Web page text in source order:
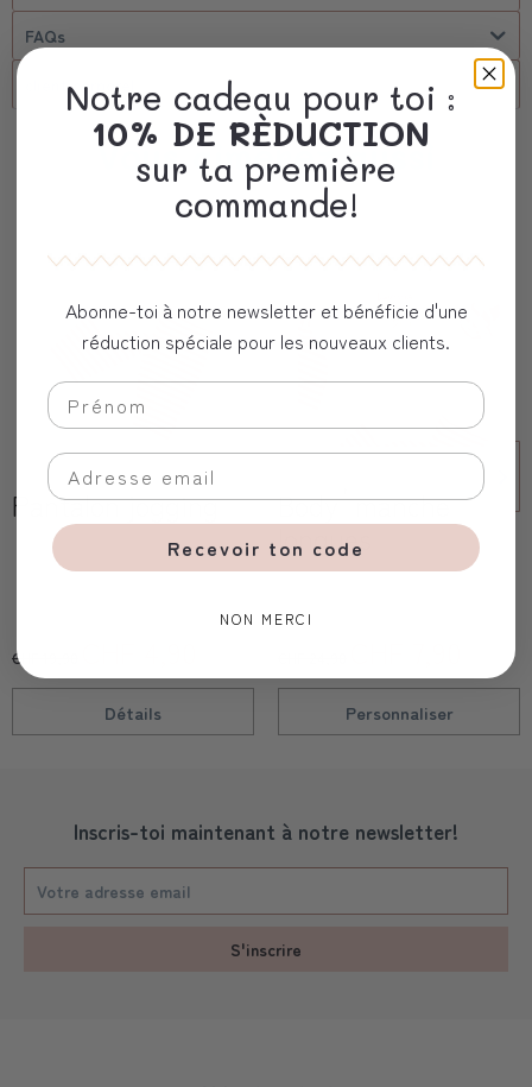
FAQs
client corporel
Vous aimerez aussi
Pantalon jogging
CHF 19,90
Détails
Body ࠠ manche
longues
Personnaliser
Inscris-toi maintenant à notre newsletter!
S'inscrire
Notre cadeau pour toi :
10% DE RÈDUCTION
sur ta première
commande!
Abonne-toi à notre newsletter et bénéficie d'une
réduction spéciale pour les nouveaux clients.
Recevoir ton code
NON MERCI